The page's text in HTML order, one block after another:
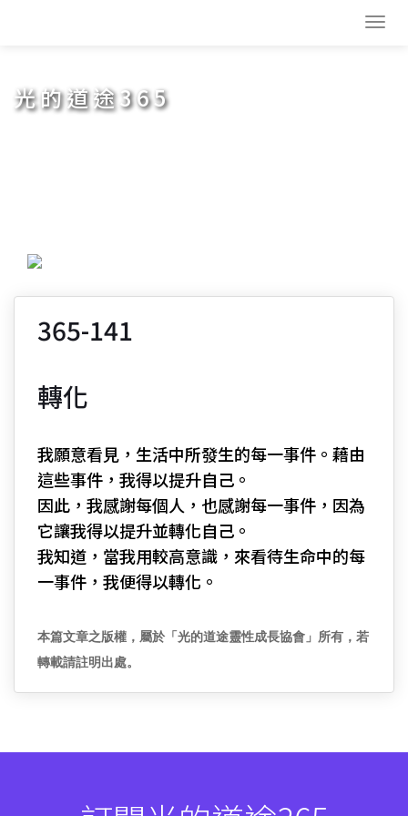
光的道途365
365-141
轉化
我願意看見，生活中所發生的每一事件。藉由
這些事件，我得以提升自己。
因此，我感謝每個人，也感謝每一事件，因為
它讓我得以提升並轉化自己。
我知道，當我用較高意識，來看待生命中的每
一事件，我便得以轉化。
本篇文章之版權，屬於「光的道途靈性成長協會」所有，若
轉載請註明出處。